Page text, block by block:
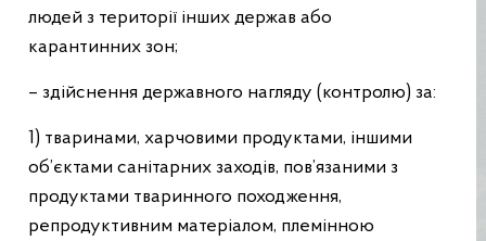
людей з території інших держав або
карантинних зон;
– здійснення державного нагляду (контролю) за:
1) тваринами, харчовими продуктами, іншими
об’єктами санітарних заходів, пов’язаними з
продуктами тваринного походження,
репродуктивним матеріалом, племінною